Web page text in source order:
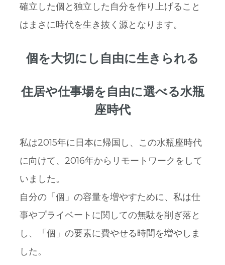
確立した個と独立した自分を作り上げること
はまさに時代を生き抜く源となります。
個を大切にし自由に生きられる
住居や仕事場を自由に選べる水瓶
座時代
私は2015年に日本に帰国し、この水瓶座時代
に向けて、2016年からリモートワークをして
いました。
自分の「個」の容量を増やすために、私は仕
事やプライベートに関しての無駄を削ぎ落と
し、「個」の要素に費やせる時間を増やしま
した。